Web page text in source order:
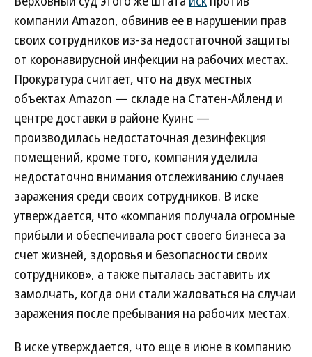
компании Amazon, обвинив ее в нарушении прав
своих сотрудников из-за недостаточной защиты
от коронавирусной инфекции на рабочих местах.
Прокуратура считает, что на двух местных
объектах Amazon — складе на Статен-Айленд и
центре доставки в районе Куинс —
производилась недостаточная дезинфекция
помещений, кроме того, компания уделила
недостаточно внимания отслеживанию случаев
заражения среди своих сотрудников. В иске
утверждается, что «компания получала огромные
прибыли и обеспечивала рост своего бизнеса за
счет жизней, здоровья и безопасности своих
сотрудников», а также пыталась заставить их
замолчать, когда они стали жаловаться на случаи
заражения после пребывания на рабочих местах.
В иске утверждается, что еще в июне в компанию